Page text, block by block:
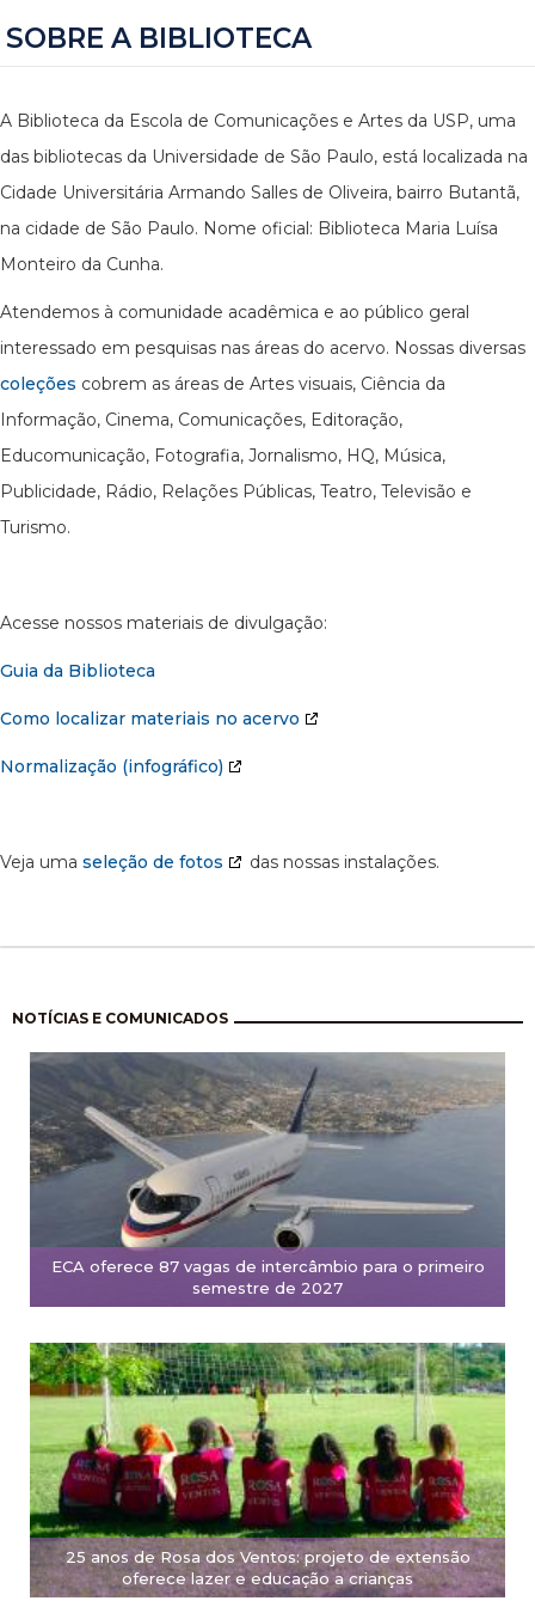
SOBRE A BIBLIOTECA
A Biblioteca da Escola de Comunicações e Artes da USP, uma
das bibliotecas da Universidade de São Paulo, está localizada na
Cidade Universitária Armando Salles de Oliveira, bairro Butantã,
na cidade de São Paulo. Nome oficial: Biblioteca Maria Luísa
Monteiro da Cunha.
Atendemos à comunidade acadêmica e ao público geral
interessado em pesquisas nas áreas do acervo. Nossas diversas
coleções cobrem as áreas de Artes visuais, Ciência da
Informação, Cinema, Comunicações, Editoração,
Educomunicação, Fotografia, Jornalismo, HQ, Música,
Publicidade, Rádio, Relações Públicas, Teatro, Televisão e
Turismo.
Acesse nossos materiais de divulgação:
Guia da Biblioteca
Como localizar materiais no acervo
Normalização (infográfico)
Veja uma seleção de fotos das nossas instalações.
NOTÍCIAS E COMUNICADOS
ECA oferece 87 vagas de intercâmbio para o primeiro
semestre de 2027
25 anos de Rosa dos Ventos: projeto de extensão
oferece lazer e educação a crianças
Paginação